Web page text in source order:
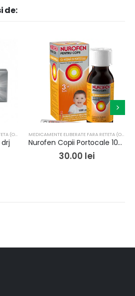
de:
MEDICAMENTE ELIBERATE FARA RETETA (OTC) MEDICAMENTE ELIBERATE FARA RETETA (OTC)
Nurofen Copii Portocale 100mg/5ml susp orala x 100 ml
30.00 lei